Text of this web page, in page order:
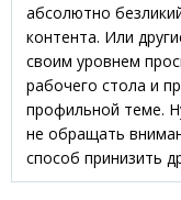
абсолютно
контента. Или
своим уровнем
рабочего стола и
профильной теме.
не обращать
способ принизить